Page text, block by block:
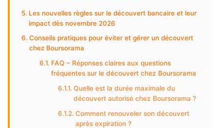
Les nouvelles règles sur le découvert bancaire et leur
impact dès novembre 2026
Conseils pratiques pour éviter et gérer un découvert
chez Boursorama
FAQ – Réponses claires aux questions
fréquentes sur le découvert chez Boursorama
Quelle est la durée maximale du
découvert autorisé chez Boursorama ?
Comment renouveler son découvert
après expiration ?